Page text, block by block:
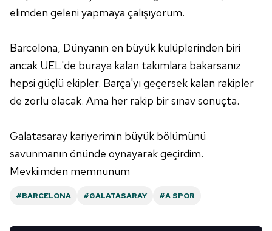
elimden geleni yapmaya çalışıyorum.
Barcelona, Dünyanın en büyük kulüplerinden biri
ancak UEL'de buraya kalan takımlara bakarsanız
hepsi güçlü ekipler. Barça'yı geçersek kalan rakipler
de zorlu olacak. Ama her rakip bir sınav sonuçta.
Galatasaray kariyerimin büyük bölümünü
savunmanın önünde oynayarak geçirdim.
Mevkiimden memnunum
#BARCELONA #GALATASARAY #A SPOR